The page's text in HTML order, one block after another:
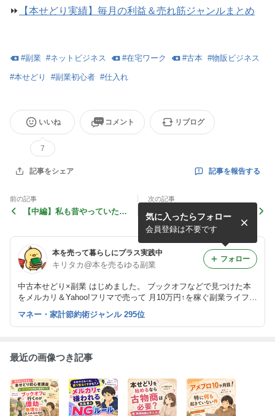
⏩
【本せどり実績】毎月の利益＆売れ筋ジャンルまとめ
#副業 #ネットビジネス #在宅ワーク #古本 #物販ビジネス
#本せどり #副業初心者 #仕入れ
いいね
7
コメント リブログ
記事をシェア 記事を報告する
前の記事
【中編】私も昔やっていた…
次の記事
「まぁ大丈夫でしょ」が一番
危ない！発送前検品の落とし
穴
本を売って暮らしにプラス実践中
キリタカ@本を売るゆる副業
中古本せどり×副業 はじめました。 ブックオフなどで見つけた本
をメルカリ＆Yahoo!フリマで売って 月10万円↑を稼ぐ副業ライフを
気に入ったらフォロー
会員登録は不要です
フォロー
マネー・家計節約術ジャンル 295位
最近の画像つき記事